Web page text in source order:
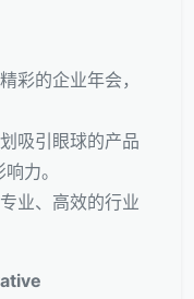
彩的企业年会，
吸引眼球的产品
力。
业、高效的行业